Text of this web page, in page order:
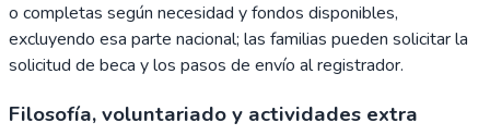
o completas según necesidad y fondos disponibles,
excluyendo esa parte nacional; las familias pueden solicitar la
solicitud de beca y los pasos de envío al registrador.
Filosofía, voluntariado y actividades extra